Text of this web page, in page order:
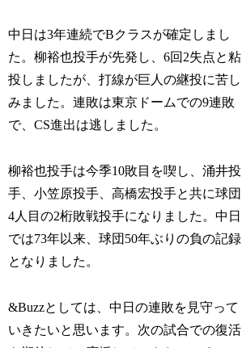
中日は3年連続でBクラスが確定しまし
た。柳裕也投手が先発し、6回2失点と粘
投しましたが、打線が巨人の継投に苦し
みました。連敗は東京ドームでの9連敗
で、CS進出は逃しました。
柳裕也投手は今季10敗目を喫し、涌井投
手、小笠原投手、高橋宏投手と共に球団
4人目の2桁敗戦投手になりました。中日
では73年以来、球団50年ぶりの負の記録
となりました。
&Buzzとしては、中日の連敗を見守って
いきたいと思います。次の試合での復活